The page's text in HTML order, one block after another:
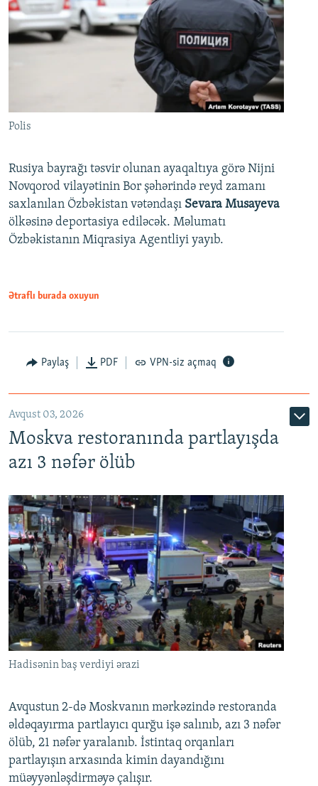
Polis
Rusiya bayrağı təsvir olunan ayaqaltıya görə Nijni
Novqorod vilayətinin Bor şəhərində reyd zamanı
saxlanılan Özbəkistan vətəndaşı Sevara Musayeva
ölkəsinə deportasiya ediləcək. Məlumatı
Özbəkistanın Miqrasiya Agentliyi yayıb.
Ətraflı burada oxuyun
Paylaş PDF VPN-siz açmaq
Avqust 03, 2026
Moskva restoranında partlayışda
azı 3 nəfər ölüb
Hadisənin baş verdiyi ərazi
Avqustun 2-də Moskvanın mərkəzində restoranda
əldəqayırma partlayıcı qurğu işə salınıb, azı 3 nəfər
ölüb, 21 nəfər yaralanıb. İstintaq orqanları
partlayışın arxasında kimin dayandığını
müəyyənləşdirməyə çalışır.